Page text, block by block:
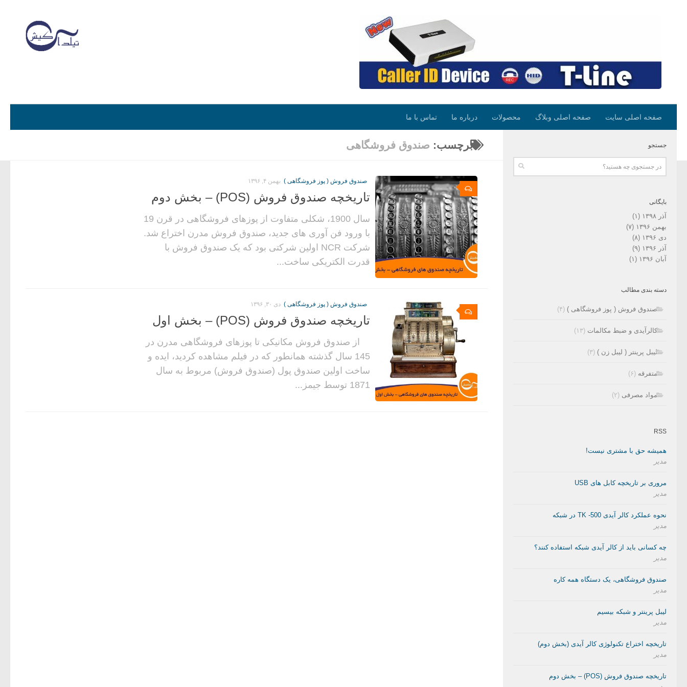
صفحه اصلی سایت صفحه اصلی وبلاگ محصولات درباره ما تماس با ما
برچسب: صندوق فروشگاهی
۰
صندوق فروش ( پوز فروشگاهی ) بهمن ۴, ۱۳۹۶
تاریخچه صندوق فروش (POS) – بخش دوم
سال 1900، شکلی متفاوت از پوزهای فروشگاهی در قرن 19
با ورود فن آوری های جدید، صندوق فروش مدرن اختراع شد.
شرکت NCR اولین شرکتی بود که یک صندوق فروش با
قدرت الکتریکی ساخت...
۰
صندوق فروش ( پوز فروشگاهی ) دی ۳۰, ۱۳۹۶
تاریخچه صندوق فروش (POS) – بخش اول
از صندوق فروش مکانیکی تا پوزهای فروشگاهی مدرن در
145 سال گذشته همانطور که در فیلم مشاهده کردید، ایده و
ساخت اولین صندوق پول (صندوق فروش) مربوط به سال
1871 توسط جیمز...
جستجو
بایگانی
آذر ۱۳۹۸
(۱)
بهمن ۱۳۹۶
(۷)
دی ۱۳۹۶
(۸)
آذر ۱۳۹۶
(۹)
آبان ۱۳۹۶
(۱)
دسته بندی مطالب
صندوق فروش ( پوز فروشگاهی ) (۴)
کالرآیدی و ضبط مکالمات (۱۳)
لیبل پرینتر ( لیبل زن ) (۳)
متفرقه (۶)
مواد مصرفی (۲)
RSS
همیشه حق با مشتری نیست!
مدیر
مروری بر تاریخچه کابل های USB
مدیر
نحوه عملکرد کالر آیدی TK -500 در شبکه
مدیر
چه کسانی باید از کالر آیدی شبکه استفاده کنند؟
مدیر
صندوق فروشگاهی، یک دستگاه همه کاره
مدیر
لیبل پرینتر و شبکه بیسیم
مدیر
تاریخچه اختراع تکنولوژی کالر آیدی (بخش دوم)
مدیر
تاریخچه صندوق فروش (POS) – بخش دوم